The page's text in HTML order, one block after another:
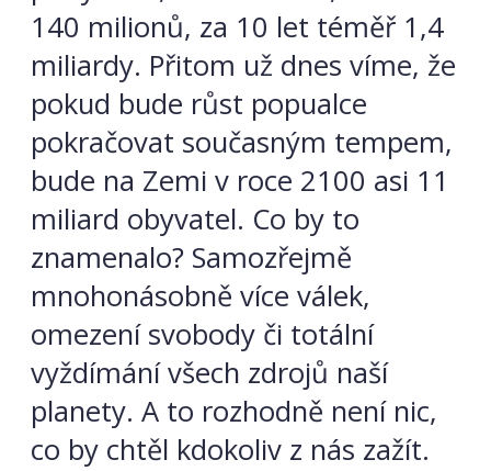
140 milionů, za 10 let téměř 1,4
miliardy. Přitom už dnes víme, že
pokud bude růst popualce
pokračovat současným tempem,
bude na Zemi v roce 2100 asi 11
miliard obyvatel. Co by to
znamenalo? Samozřejmě
mnohonásobně více válek,
omezení svobody či totální
vyždímání všech zdrojů naší
planety. A to rozhodně není nic,
co by chtěl kdokoliv z nás zažít.